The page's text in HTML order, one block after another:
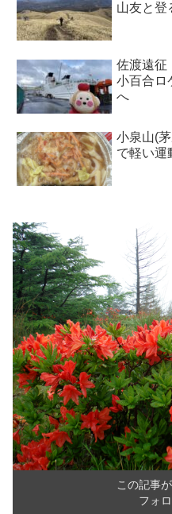
山友と登
佐渡遠征
小百合ロ
へ
小泉山(
で軽い運
この記事
フォ